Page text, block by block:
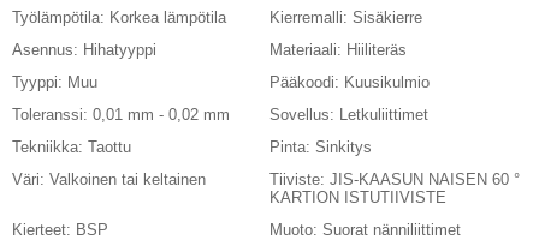
Työlämpötila: Korkea lämpötila Kierremalli: Sisäkierre
Asennus: Hihatyyppi Materiaali: Hiiliteräs
Tyyppi: Muu Pääkoodi: Kuusikulmio
Toleranssi: 0,01 mm - 0,02 mm Sovellus: Letkuliittimet
Tekniikka: Taottu Pinta: Sinkitys
Väri: Valkoinen tai keltainen Tiiviste: JIS-KAASUN NAISEN 60 °
KARTION ISTUTIIVISTE
Kierteet: BSP Muoto: Suorat nänniliittimet